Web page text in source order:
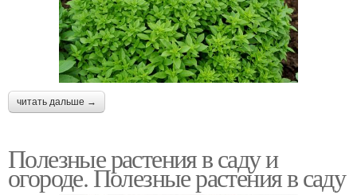
читать дальше →
Полезные растения в саду и
огороде. Полезные растения в саду